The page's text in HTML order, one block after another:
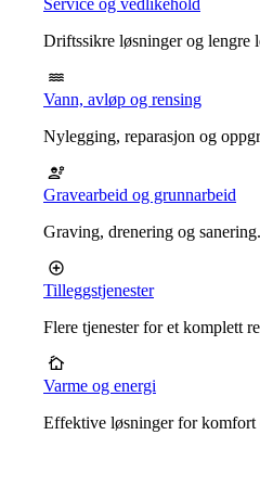
Driftssikre løsninger og lengre
Vann, avløp og rensing
Nylegging, reparasjon og
Gravearbeid og grunnarbeid
Graving, drenering og sanering.
Tilleggstjenester
Flere tjenester for et komplett
Varme og energi
Effektive løsninger for komfort